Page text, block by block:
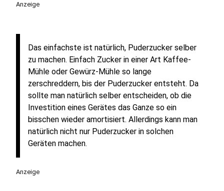
Anzeige
Das einfachste ist natürlich, Puderzucker selber
zu machen. Einfach Zucker in einer Art Kaffee-
Mühle oder Gewürz-Mühle so lange
zerschreddern, bis der Puderzucker entsteht. Da
sollte man natürlich selber entscheiden, ob die
Investition eines Gerätes das Ganze so ein
bisschen wieder amortisiert. Allerdings kann man
natürlich nicht nur Puderzucker in solchen
Geräten machen.
Anzeige